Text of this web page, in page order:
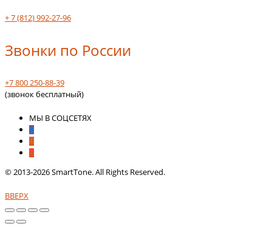
+ 7 (812) 992-27-96
Звонки по России
+7 800 250-88-39
(звонок бесплатный)
МЫ В СОЦСЕТЯХ
© 2013-2026 SmartTone. All Rights Reserved.
ВВЕРХ